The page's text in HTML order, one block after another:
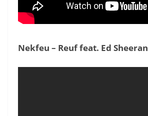
Nekfeu – Reuf feat. Ed Sheeran